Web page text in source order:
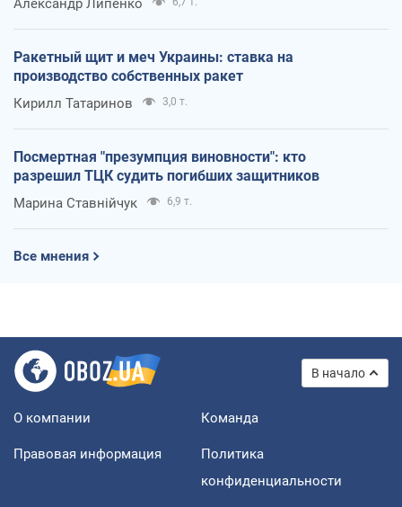
Александр Липенко
Ракетный щит и меч Украины: ставка на
производство собственных ракет
Кирилл Татаринов 3,0 т.
Посмертная "презумпция виновности": кто
разрешил ТЦК судить погибших защитников
Марина Ставнійчук 6,9 т.
Все мнения
В начало
О компании Команда
Правовая информация
Политика
конфиденциальности